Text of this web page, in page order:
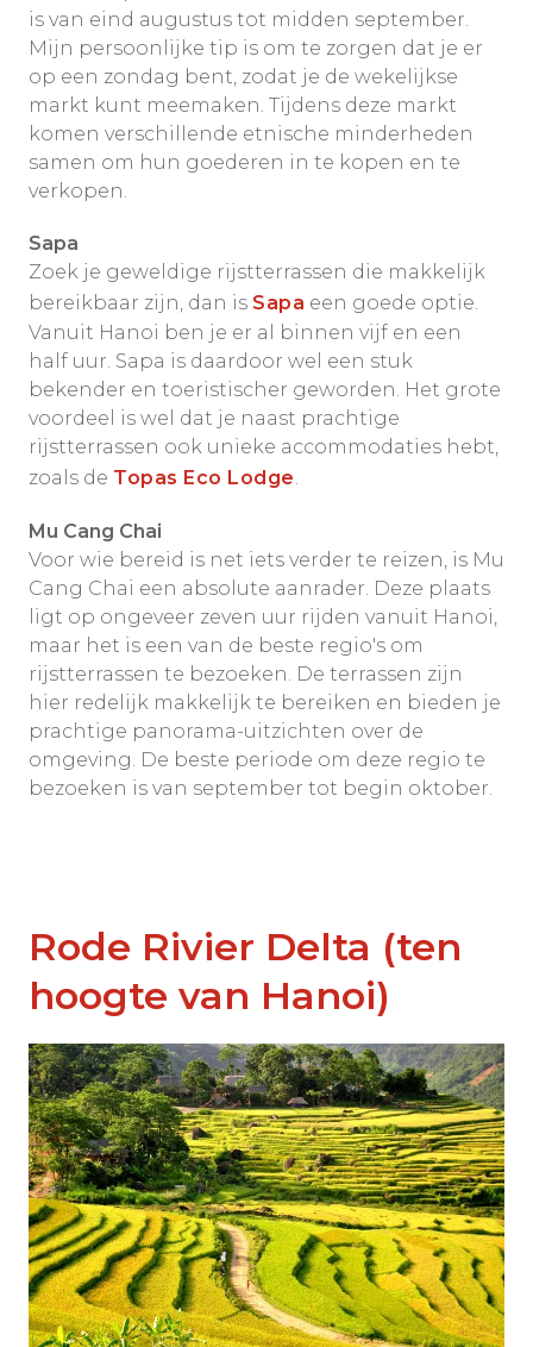
is van eind augustus tot midden september.
Mijn persoonlijke tip is om te zorgen dat je er
op een zondag bent, zodat je de wekelijkse
markt kunt meemaken. Tijdens deze markt
komen verschillende etnische minderheden
samen om hun goederen in te kopen en te
verkopen.
Sapa
Zoek je geweldige rijstterrassen die makkelijk
bereikbaar zijn, dan is Sapa een goede optie.
Vanuit Hanoi ben je er al binnen vijf en een
half uur. Sapa is daardoor wel een stuk
bekender en toeristischer geworden. Het grote
voordeel is wel dat je naast prachtige
rijstterrassen ook unieke accommodaties hebt,
zoals de Topas Eco Lodge
Mu Cang Chai
Voor wie bereid is net iets verder te reizen, is Mu
Cang Chai een absolute aanrader. Deze plaats
ligt op ongeveer zeven uur rijden vanuit Hanoi,
maar het is een van de beste regio's om
rijstterrassen te bezoeken. De terrassen zijn
hier redelijk makkelijk te bereiken en bieden je
prachtige panorama-uitzichten over de
omgeving. De beste periode om deze regio te
bezoeken is van september tot begin oktober.
Rode Rivier Delta (ten
hoogte van Hanoi)